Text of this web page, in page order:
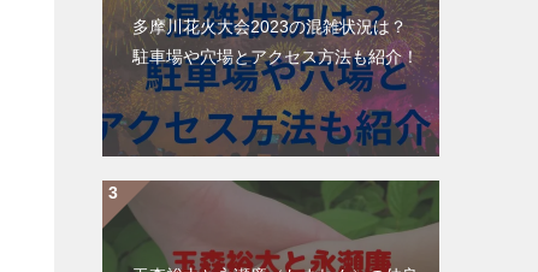
多摩川花火大会2023の混雑状況は？
駐車場や穴場とアクセス方法も紹介！